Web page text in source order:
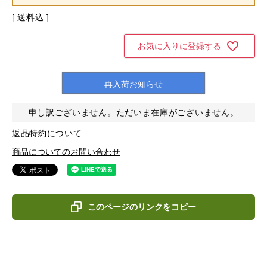
送料込
お気に入りに登録する
再入荷お知らせ
申し訳ございません。ただいま在庫がございません。
返品特約について
商品についてのお問い合わせ
このページのリンクをコピー